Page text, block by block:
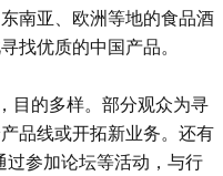
南亚、欧洲等地的食品酒
找优质的中国产品。
目的多样。部分观众为寻
品线或开拓新业务。还有
过参加论坛等活动，与行